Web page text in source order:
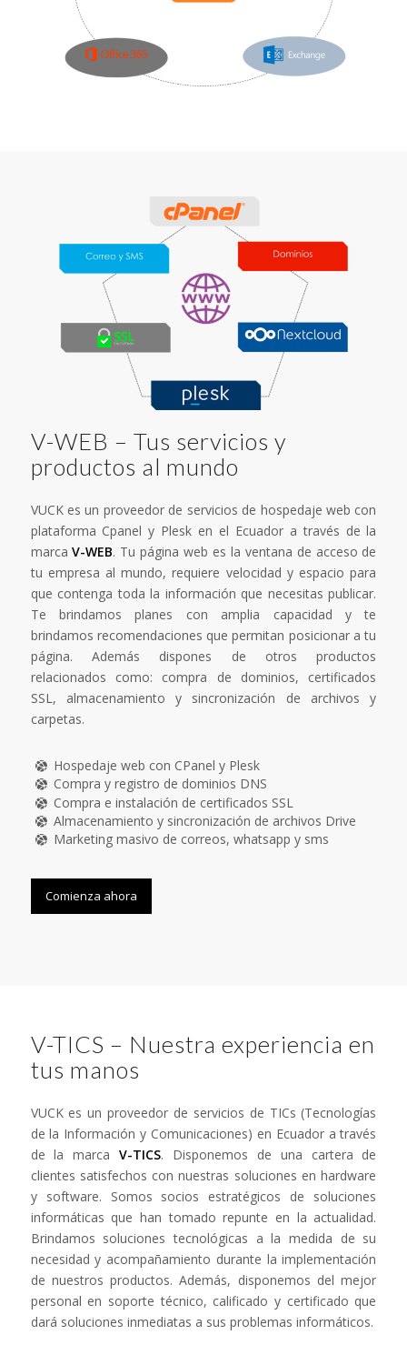
V-WEB – Tus servicios y
productos al mundo
VUCK es un proveedor de servicios de hospedaje web con
plataforma Cpanel y Plesk en el Ecuador a través de la
marcaV-WEB. Tu página web es la ventana de acceso de
tu empresa al mundo, requiere velocidad y espacio para
que contenga toda la información que necesitas publicar.
Te brindamos planes con amplia capacidad y te
brindamos recomendaciones que permitan posicionar a tu
página. Además dispones de otros productos
relacionados como: compra de dominios, certificados
SSL, almacenamiento y sincronización de archivos y
carpetas.
Hospedaje web con CPanel y Plesk
Compra y registro de dominios DNS
Compra e instalación de certificados SSL
Almacenamiento y sincronización de archivos Drive
Marketing masivo de correos, whatsapp y sms
Comienza ahora
V-TICS – Nuestra experiencia en
tus manos
VUCK es un proveedor de servicios de TICs (Tecnologías
de la Información y Comunicaciones) en Ecuador a través
de la marcaV-TICS. Disponemos de una cartera de
clientes satisfechos con nuestras soluciones en hardware
y software. Somos socios estratégicos de soluciones
informáticas que han tomado repunte en la actualidad.
Brindamos soluciones tecnológicas a la medida de su
necesidad y acompañamiento durante la implementación
de nuestros productos. Además, disponemos del mejor
personal en soporte técnico, calificado y certificado que
dará soluciones inmediatas a sus problemas informáticos.